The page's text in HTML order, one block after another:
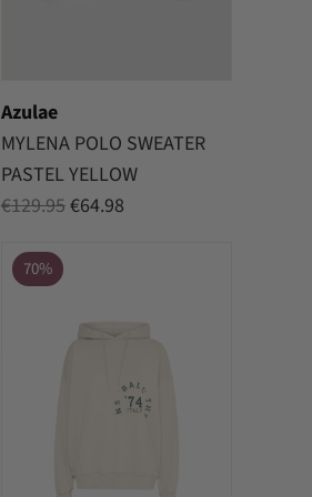
Azulae
MYLENA POLO SWEATER
PASTEL YELLOW
€129.95Oorspronkelijke
€64.98Huidige
70%